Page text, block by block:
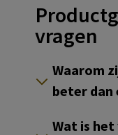
vragen
Waarom
beter dan
Wat is het